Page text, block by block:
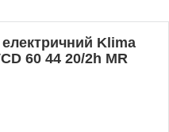
Klima
60 44 20/2h MR